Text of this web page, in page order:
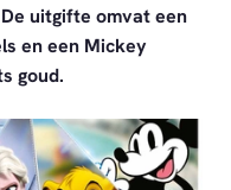
uitgifte omvat een
en een Mickey
goud.